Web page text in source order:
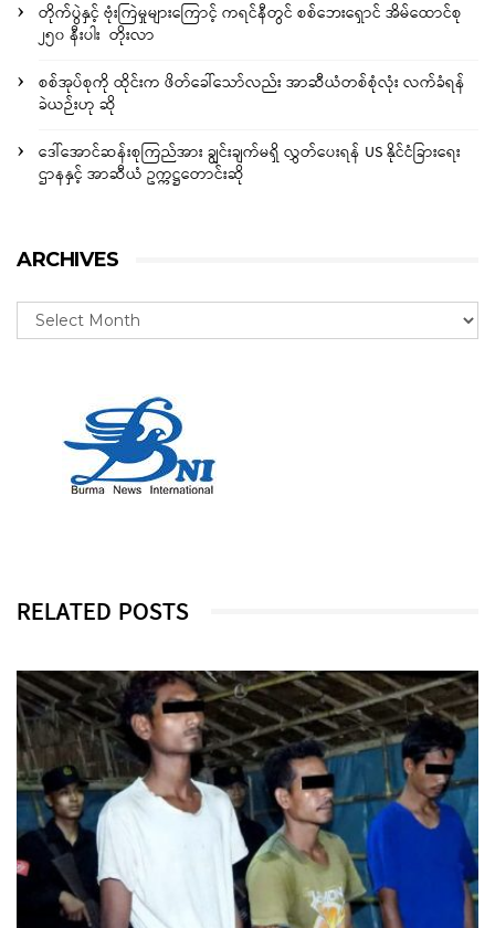
တိုက်ပွဲနှင့် ဗုံးကြဲမှုများကြောင့် ကရင်နီတွင် စစ်ဘေးရှောင် အိမ်ထောင်စု
၂၅၀ နီးပါး တိုးလာ
စစ်အုပ်စုကို ထိုင်းက ဖိတ်ခေါ်သော်လည်း အာဆီယံတစ်စုံလုံး လက်ခံရန်
ခဲယဉ်းဟု ဆို
ဒေါ်အောင်ဆန်းစုကြည်အား ချွင်းချက်မရှိ လွှတ်ပေးရန် US နိုင်ငံခြားရေး
ဌာနနှင့် အာဆီယံ ဥက္ကဋ္ဌတောင်းဆို
ARCHIVES
RELATED POSTS